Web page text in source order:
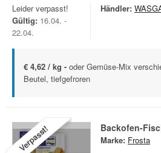
Leider verpasst!
Gültig: 16.04. -
22.04.
Händler:
€ 4,62 / kg - oder Gemüse-Mix
Beutel, tiefgefroren
Verpasst! Backofen-
Marke: Frosta